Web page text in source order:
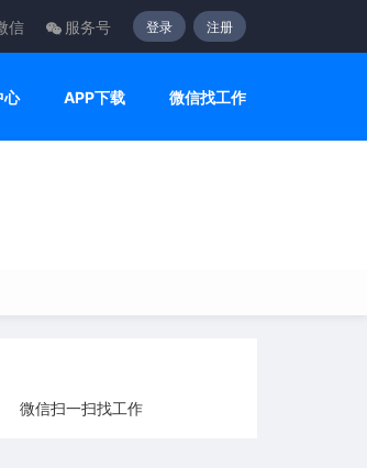
信 服务号 登录 注册
心 APP下载 微信找工作
微信扫一扫找工作